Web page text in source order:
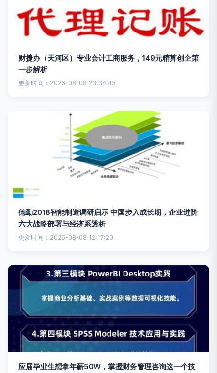
财捷办（天河区）专业会计工商服务，149元精算创企第
一步解析
更新时间：2026-08-08 23:34:43
德勤2018智能制造调研启示 中国步入成长期，企业进阶
六大战略部署与经济系透析
更新时间：2026-08-08 12:17:20
应届毕业生想拿年薪50W，掌握财务管理咨询这一个技